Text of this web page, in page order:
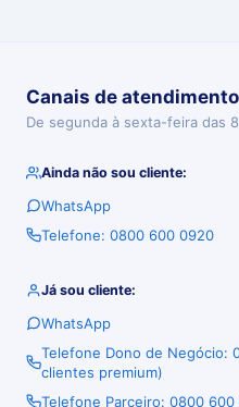
Canais de atendimento
De segunda à sexta-feira das
Ainda não sou cliente:
WhatsApp
Telefone: 0800 600 0920
Já sou cliente:
WhatsApp
Telefone Dono de Negócio:
clientes premium)
Telefone Parceiro: 0800 600